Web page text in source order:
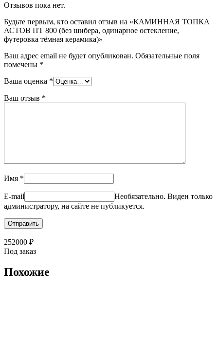
Отзывов пока нет.
Будьте первым, кто оставил отзыв на «КАМИННАЯ ТОПКА
АСТОВ ПТ 800 (без шибера, одинарное остекление,
футеровка тёмная керамика)»
Ваш адрес email не будет опубликован. Обязательные поля
помечены *
Ваша оценка *
Ваш отзыв *
Имя *
E-mail
Необязательно. Виден только
администратору, на сайте не публикуется.
252000 ₽
Под заказ
Похожие